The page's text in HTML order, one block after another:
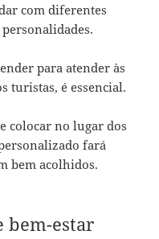
com diferentes
para atender às
turistas, é essencial.
colocar no lugar dos
fará
bem acolhidos.
bem-estar